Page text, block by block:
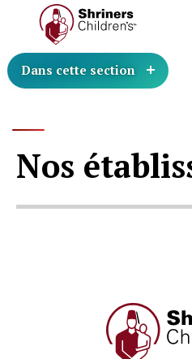
Dans cette section
Nos